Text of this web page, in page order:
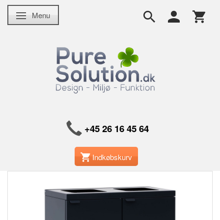
Skifte navigation
Menu
+45 26 16 45 64
Indkøbskurv